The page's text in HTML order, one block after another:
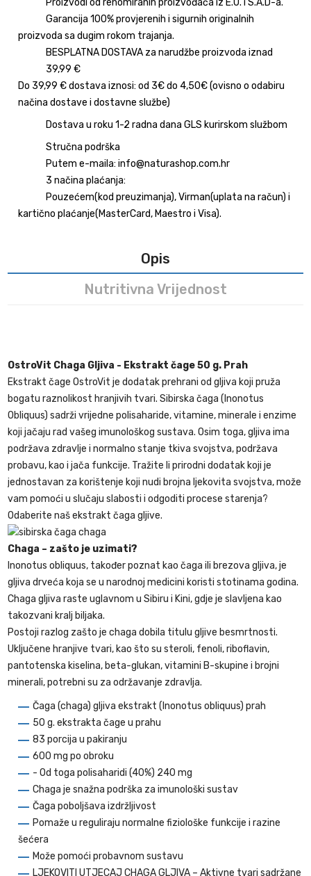
Garancija 100% provjerenih i sigurnih originalnih
proizvoda sa dugim rokom trajanja.
BESPLATNA DOSTAVA za narudžbe proizvoda iznad
39,99 €
Do 39,99 € dostava iznosi: od 3€ do 4,50€ (ovisno o odabiru
načina dostave i dostavne službe)
Dostava u roku 1-2 radna dana GLS kurirskom službom
Stručna podrška
Putem e-maila: info@naturashop.com.hr
3 načina plaćanja:
Pouzećem(kod preuzimanja), Virman(uplata na račun) i
kartično plaćanje(MasterCard, Maestro i Visa).
Opis
Nutritivna Vrijednost
OstroVit Chaga Gljiva - Ekstrakt čage 50 g. Prah
Ekstrakt čage OstroVit je dodatak prehrani od gljiva koji pruža
bogatu raznolikost hranjivih tvari. Sibirska čaga (Inonotus
Obliquus) sadrži vrijedne polisaharide, vitamine, minerale i enzime
koji jačaju rad vašeg imunološkog sustava. Osim toga, gljiva ima
podržava zdravlje i normalno stanje tkiva svojstva, podržava
probavu, kao i jača funkcije. Tražite li prirodni dodatak koji je
jednostavan za korištenje koji nudi brojna ljekovita svojstva, može
vam pomoći u slučaju slabosti i odgoditi procese starenja?
Odaberite naš ekstrakt čaga gljive.
Chaga – zašto je uzimati?
Inonotus obliquus, također poznat kao čaga ili brezova gljiva, je
gljiva drveća koja se u narodnoj medicini koristi stotinama godina.
Chaga gljiva raste uglavnom u Sibiru i Kini, gdje je slavljena kao
takozvani kralj biljaka.
Postoji razlog zašto je chaga dobila titulu gljive besmrtnosti.
Uključene hranjive tvari, kao što su steroli, fenoli, riboflavin,
pantotenska kiselina, beta-glukan, vitamini B-skupine i brojni
minerali, potrebni su za održavanje zdravlja.
Čaga (chaga) gljiva ekstrakt (Inonotus obliquus) prah
50 g. ekstrakta čage u prahu
83 porcija u pakiranju
600 mg po obroku
- Od toga polisaharidi (40%) 240 mg
Chaga je snažna podrška za imunološki sustav
Čaga poboljšava izdržljivost
Pomaže u reguliraju normalne fiziološke funkcije i razine
šećera
Može pomoći probavnom sustavu
LJEKOVITI UTJECAJ CHAGA GLJIVA – Aktivne tvari sadržane